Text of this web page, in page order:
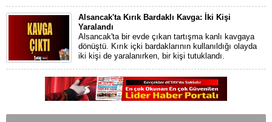
Alsancak'ta Kırık Bardaklı Kavga: İki Kişi
Yaralandı
Alsancak'ta bir evde çıkan tartışma kanlı kavgaya
dönüştü. Kırık içki bardaklarının kullanıldığı olayda
iki kişi de yaralanırken, bir kişi tutuklandı.